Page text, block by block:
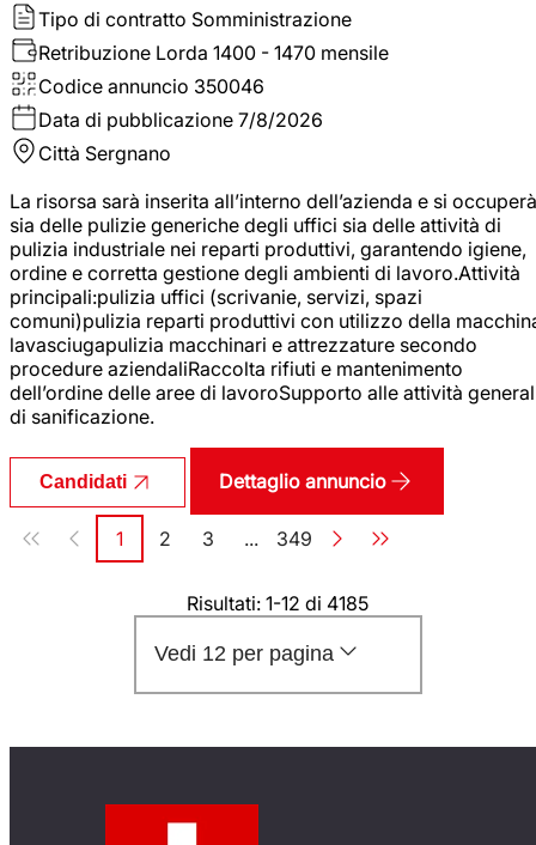
Tipo di contratto Somministrazione
Retribuzione Lorda 1400 - 1470 mensile
Codice annuncio 350046
Data di pubblicazione 7/8/2026
Città Sergnano
La risorsa sarà inserita all’interno dell’azienda e si occuperà
sia delle pulizie generiche degli uffici sia delle attività di
pulizia industriale nei reparti produttivi, garantendo igiene,
ordine e corretta gestione degli ambienti di lavoro.Attività
principali:pulizia uffici (scrivanie, servizi, spazi
comuni)pulizia reparti produttivi con utilizzo della
lavasciugapulizia macchinari e attrezzature secondo
procedure aziendaliRaccolta rifiuti e mantenimento
dell’ordine delle aree di lavoroSupporto alle attività
di sanificazione.
Candidati Dettaglio annuncio
Paginazione
Pagina
1 Pagina
2 Pagina
3 ... Pagina
349
Risultati: 1-12 di 4185
Vedi 12 per pagina